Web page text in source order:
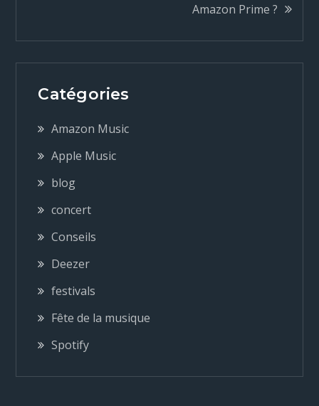
i
g
a
t
o
n
d
e
l
Amazon Prime ?
Catégories
Amazon Music
Apple Music
blog
concert
Conseils
Deezer
festivals
Fête de la musique
Spotify